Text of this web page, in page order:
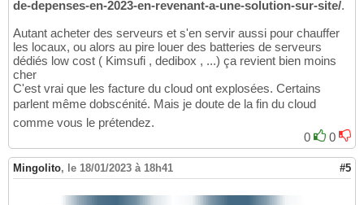
de-depenses-en-2023-en-revenant-a-une-solution-sur-site/.
Autant acheter des serveurs et s'en servir aussi pour chauffer
les locaux, ou alors au pire louer des batteries de serveurs
dédiés low cost ( Kimsufi , dedibox , ...) ça revient bien moins
cher
C'est vrai que les facture du cloud ont explosées. Certains
parlent même dobscénité. Mais je doute de la fin du cloud
comme vous le prétendez.
0
0
Mingolito, le 18/01/2023 à 18h41 #5